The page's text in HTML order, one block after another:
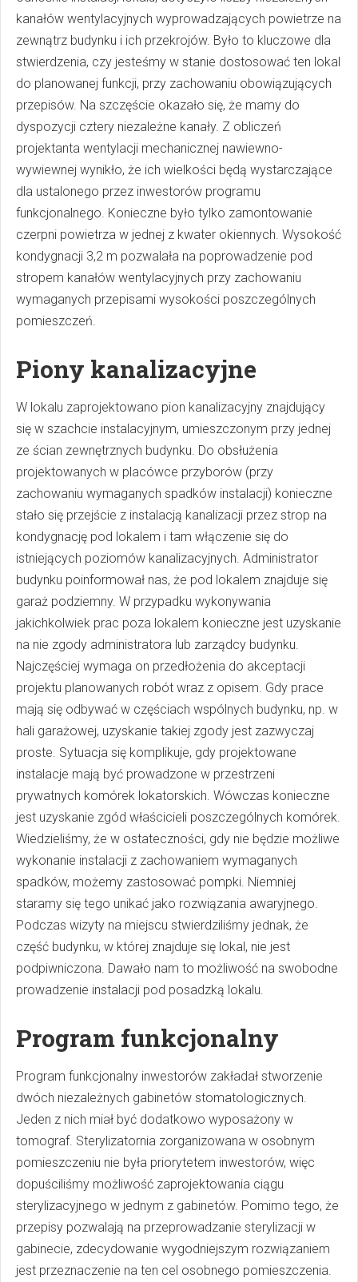
kanałów wentylacyjnych wyprowadzających powietrze na
zewnątrz budynku i ich przekrojów. Było to kluczowe dla
stwierdzenia, czy jesteśmy w stanie dostosować ten lokal
do planowanej funkcji, przy zachowaniu obowiązujących
przepisów. Na szczęście okazało się, że mamy do
dyspozycji cztery niezależne kanały. Z obliczeń
projektanta wentylacji mechanicznej nawiewno-
wywiewnej wynikło, że ich wielkości będą wystarczające
dla ustalonego przez inwestorów programu
funkcjonalnego. Konieczne było tylko zamontowanie
czerpni powietrza w jednej z kwater okiennych. Wysokość
kondygnacji 3,2 m pozwalała na poprowadzenie pod
stropem kanałów wentylacyjnych przy zachowaniu
wymaganych przepisami wysokości poszczególnych
pomieszczeń.
Piony kanalizacyjne
W lokalu zaprojektowano pion kanalizacyjny znajdujący
się w szachcie instalacyjnym, umieszczonym przy jednej
ze ścian zewnętrznych budynku. Do obsłużenia
projektowanych w placówce przyborów (przy
zachowaniu wymaganych spadków instalacji) konieczne
stało się przejście z instalacją kanalizacji przez strop na
kondygnację pod lokalem i tam włączenie się do
istniejących poziomów kanalizacyjnych. Administrator
budynku poinformował nas, że pod lokalem znajduje się
garaż podziemny. W przypadku wykonywania
jakichkolwiek prac poza lokalem konieczne jest uzyskanie
na nie zgody administratora lub zarządcy budynku.
Najczęściej wymaga on przedłożenia do akceptacji
projektu planowanych robót wraz z opisem. Gdy prace
mają się odbywać w częściach wspólnych budynku, np. w
hali garażowej, uzyskanie takiej zgody jest zazwyczaj
proste. Sytuacja się komplikuje, gdy projektowane
instalacje mają być prowadzone w przestrzeni
prywatnych komórek lokatorskich. Wówczas konieczne
jest uzyskanie zgód właścicieli poszczególnych komórek.
Wiedzieliśmy, że w ostateczności, gdy nie będzie możliwe
wykonanie instalacji z zachowaniem wymaganych
spadków, możemy zastosować pompki. Niemniej
staramy się tego unikać jako rozwiązania awaryjnego.
Podczas wizyty na miejscu stwierdziliśmy jednak, że
część budynku, w której znajduje się lokal, nie jest
podpiwniczona. Dawało nam to możliwość na swobodne
prowadzenie instalacji pod posadzką lokalu.
Program funkcjonalny
Program funkcjonalny inwestorów zakładał stworzenie
dwóch niezależnych gabinetów stomatologicznych.
Jeden z nich miał być dodatkowo wyposażony w
tomograf. Sterylizatornia zorganizowana w osobnym
pomieszczeniu nie była priorytetem inwestorów, więc
dopuściliśmy możliwość zaprojektowania ciągu
sterylizacyjnego w jednym z gabinetów. Pomimo tego, że
przepisy pozwalają na przeprowadzanie sterylizacji w
gabinecie, zdecydowanie wygodniejszym rozwiązaniem
jest przeznaczenie na ten cel osobnego pomieszczenia.